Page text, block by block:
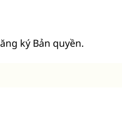
ký Bản quyền.